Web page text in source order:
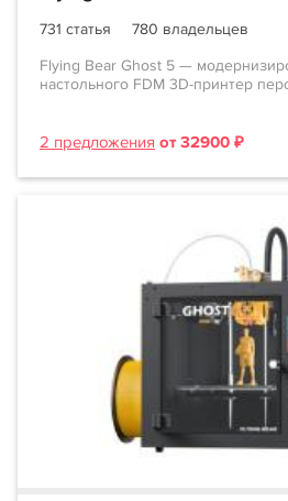
731 статья
780 владельцев
Flying Bear Ghost 5 —
настольного FDM 3D-принтер
2 предложения от 32900 ₽